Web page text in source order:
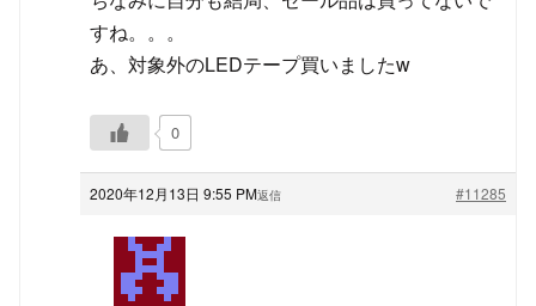
すね。。。
あ、対象外のLEDテープ買いましたw
0
2020年12月13日 9:55 PM #11285
返信